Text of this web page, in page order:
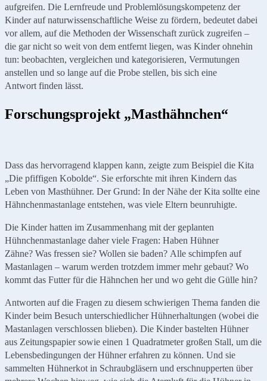
aufgreifen. Die Lernfreude und Problemlösungskompetenz der
Kinder auf naturwissenschaftliche Weise zu fördern, bedeutet dabei
vor allem, auf die Methoden der Wissenschaft zurück zugreifen –
die gar nicht so weit von dem entfernt liegen, was Kinder ohnehin
tun: beobachten, vergleichen und kategorisieren, Vermutungen
anstellen und so lange auf die Probe stellen, bis sich eine
Antwort finden lässt.
Forschungsprojekt „Masthähnchen“
Dass das hervorragend klappen kann, zeigte zum Beispiel die Kita
„Die pfiffigen Kobolde“. Sie erforschte mit ihren Kindern das
Leben von Masthühner. Der Grund: In der Nähe der Kita sollte eine
Hähnchenmastanlage entstehen, was viele Eltern beunruhigte.
Die Kinder hatten im Zusammenhang mit der geplanten
Hühnchenmastanlage daher viele Fragen: Haben Hühner
Zähne? Was fressen sie? Wollen sie baden? Alle schimpfen auf
Mastanlagen – warum werden trotzdem immer mehr gebaut? Wo
kommt das Futter für die Hähnchen her und wo geht die Gülle hin?
Antworten auf die Fragen zu diesem schwierigen Thema fanden die
Kinder beim Besuch unterschiedlicher Hühnerhaltungen (wobei die
Mastanlagen verschlossen blieben). Die Kinder bastelten Hühner
aus Zeitungspapier sowie einen 1 Quadratmeter großen Stall, um die
Lebensbedingungen der Hühner erfahren zu können. Und sie
sammelten Hühnerkot in Schraubgläsern und erschnupperten über